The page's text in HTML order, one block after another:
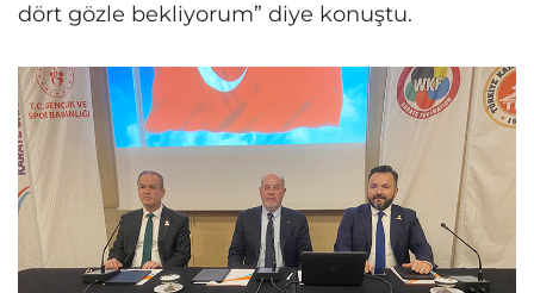
dört gözle bekliyorum” diye konuştu.